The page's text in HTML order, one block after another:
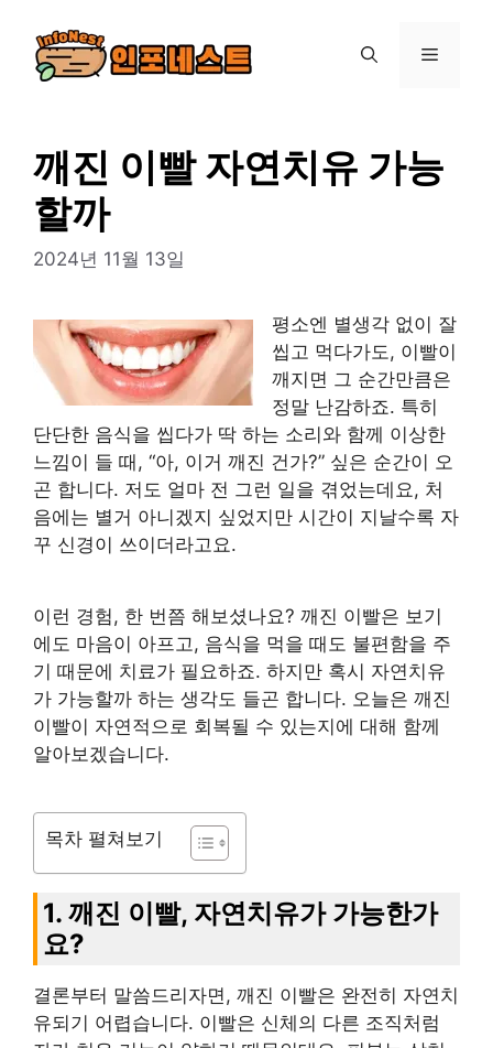
메
깨진 이빨 자연치유 가능
할까
2024년 11월 13일
평소엔 별생각 없이 잘
씹고 먹다가도, 이빨이
깨지면 그 순간만큼은
정말 난감하죠. 특히
단단한 음식을 씹다가 딱 하는 소리와 함께 이상한
느낌이 들 때, “아, 이거 깨진 건가?” 싶은 순간이 오
곤 합니다. 저도 얼마 전 그런 일을 겪었는데요, 처
음에는 별거 아니겠지 싶었지만 시간이 지날수록 자
꾸 신경이 쓰이더라고요.
이런 경험, 한 번쯤 해보셨나요? 깨진 이빨은 보기
에도 마음이 아프고, 음식을 먹을 때도 불편함을 주
기 때문에 치료가 필요하죠. 하지만 혹시 자연치유
가 가능할까 하는 생각도 들곤 합니다. 오늘은 깨진
이빨이 자연적으로 회복될 수 있는지에 대해 함께
알아보겠습니다.
목차 펼쳐보기
1. 깨진 이빨, 자연치유가 가능한가
요?
결론부터 말씀드리자면, 깨진 이빨은 완전히 자연치
유되기 어렵습니다. 이빨은 신체의 다른 조직처럼